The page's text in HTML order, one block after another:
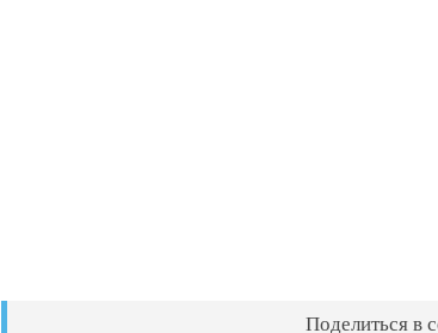
Поделиться в